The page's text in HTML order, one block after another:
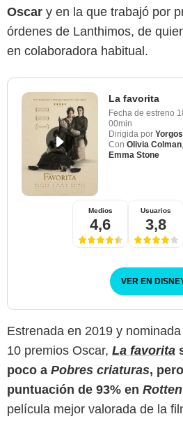
Oscar y en la que trabajó por
órdenes de Lanthimos, de
en colaboradora habitual.
La favorita
Fecha de estreno
00min
Dirigida por
Con Olivia Colman
Emma Stone
Medios
4,6
Usuarios
3,8
VER EN
Estrenada en 2019 y
10 premios Oscar, La favorita
poco a Pobres criaturas,
puntuación de 93% en
película mejor valorada de la